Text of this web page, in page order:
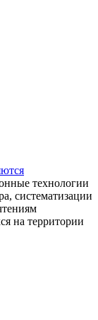
технологии
систематизации
на территории